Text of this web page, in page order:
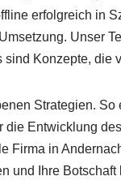
erfolgreich in
Unser
Konzepte, die
Strategien.
Entwicklung
Firma in
und Ihre